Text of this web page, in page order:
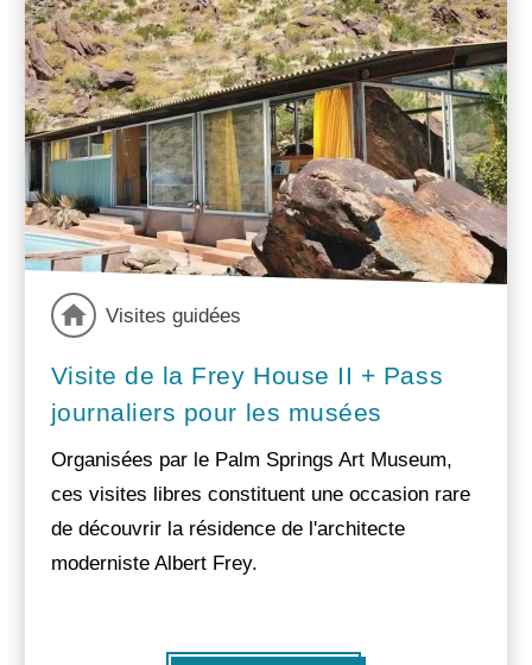
Visites guidées
Visite de la Frey House II + Pass
journaliers pour les musées
Organisées par le Palm Springs Art Museum,
ces visites libres constituent une occasion rare
de découvrir la résidence de l'architecte
moderniste Albert Frey.